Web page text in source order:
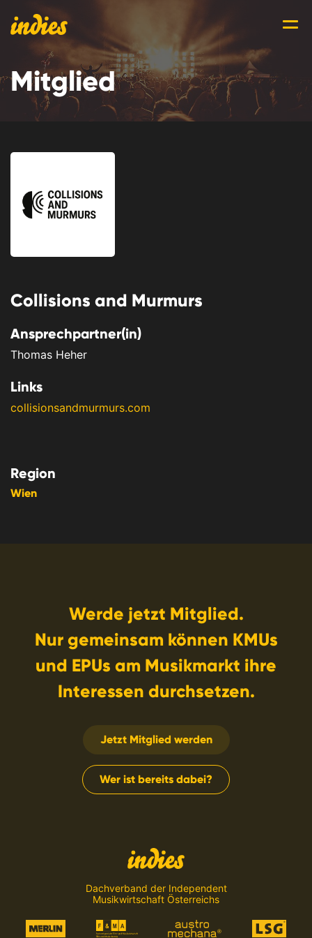
Mitglied
Collisions and Murmurs
Ansprechpartner(in)
Thomas Heher
Links
collisionsandmurmurs.com
Region
Wien
Werde jetzt Mitglied.
Nur gemeinsam können KMUs
und EPUs am Musikmarkt ihre
Interessen durchsetzen.
Jetzt Mitglied werden
Wer ist bereits dabei?
Dachverband der Independent
Musikwirtschaft Österreichs